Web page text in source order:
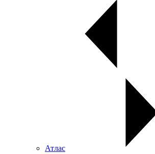
Атлас